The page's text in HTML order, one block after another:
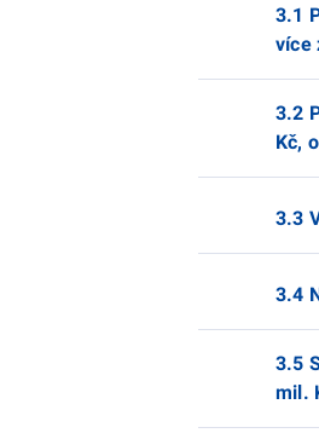
3.1
více
3.2
Kč,
3.3
3.4
3.5
mil.